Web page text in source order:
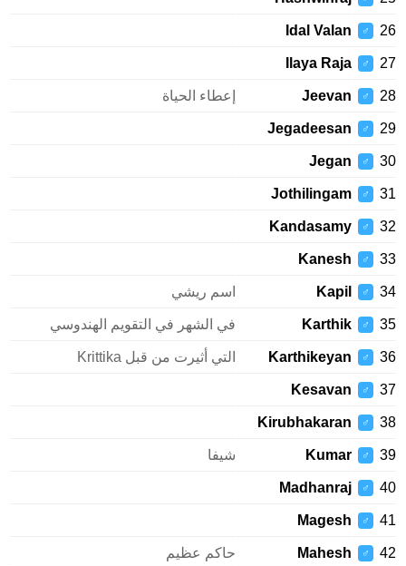
26
♂
Idal Valan
27
♂
Ilaya Raja
28
♂
Jeevan إعطاء الحياة
29
♂
Jegadeesan
30
♂
Jegan
31
♂
Jothilingam
32
♂
Kandasamy
33
♂
Kanesh
34
♂
Kapil اسم ريشي
35
♂
Karthik في الشهر في التقويم الهندوسي
36
♂
Karthikeyan التي أثيرت من قبل Krittika
37
♂
Kesavan
38
♂
Kirubhakaran
39
♂
Kumar شيفا
40
♂
Madhanraj
41
♂
Magesh
42
♂
Mahesh حاكم عظيم